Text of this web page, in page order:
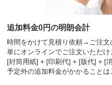
追加料金0円の明朗会計
時間をかけて見積り依頼→ご注文
単にオンラインでご注文いただけ
[封筒用紙] + [印刷代] + [版代] + [
予定外の追加料金がかかることは